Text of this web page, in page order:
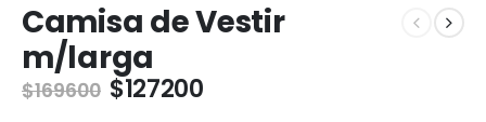
Camisa de Vestir
m/larga
$169600 $127200